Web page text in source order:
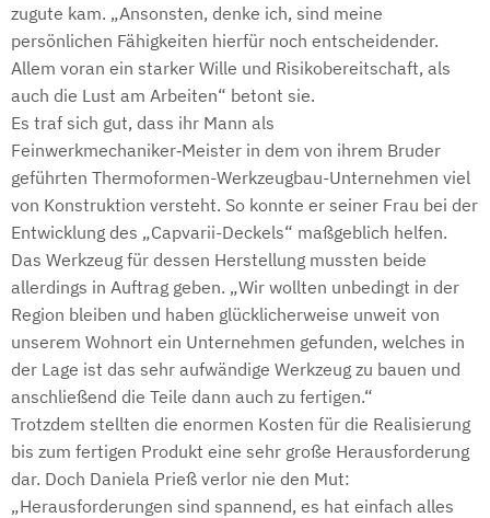
zugute kam. „Ansonsten, denke ich, sind meine
persönlichen Fähigkeiten hierfür noch entscheidender.
Allem voran ein starker Wille und Risikobereitschaft, als
auch die Lust am Arbeiten“ betont sie.
Es traf sich gut, dass ihr Mann als
Feinwerkmechaniker‑Meister in dem von ihrem Bruder
geführten Thermoformen-Werkzeugbau-Unternehmen viel
von Konstruktion versteht. So konnte er seiner Frau bei der
Entwicklung des „Capvarii-Deckels“ maßgeblich helfen.
Das Werkzeug für dessen Herstellung mussten beide
allerdings in Auftrag geben. „Wir wollten unbedingt in der
Region bleiben und haben glücklicherweise unweit von
unserem Wohnort ein Unternehmen gefunden, welches in
der Lage ist das sehr aufwändige Werkzeug zu bauen und
anschließend die Teile dann auch zu fertigen.“
Trotzdem stellten die enormen Kosten für die Realisierung
bis zum fertigen Produkt eine sehr große Herausforderung
dar. Doch Daniela Prieß verlor nie den Mut:
„Herausforderungen sind spannend, es hat einfach alles